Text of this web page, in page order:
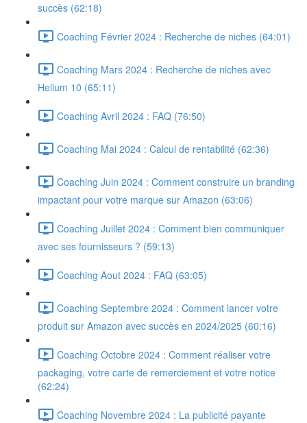
succès (62:18)
Coaching Février 2024 : Recherche de niches (64:01)
Coaching Mars 2024 : Recherche de niches avec
Helium 10 (65:11)
Coaching Avril 2024 : FAQ (76:50)
Coaching Mai 2024 : Calcul de rentabilité (62:36)
Coaching Juin 2024 : Comment construire un branding
impactant pour votre marque sur Amazon (63:06)
Coaching Juillet 2024 : Comment bien communiquer
avec ses fournisseurs ? (59:13)
Coaching Aout 2024 : FAQ (63:05)
Coaching Septembre 2024 : Comment lancer votre
produit sur Amazon avec succès en 2024/2025 (60:16)
Coaching Octobre 2024 : Comment réaliser votre
packaging, votre carte de remerciement et votre notice
(62:24)
Coaching Novembre 2024 : La publicité payante